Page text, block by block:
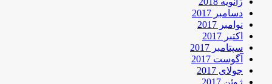
دسامبر 2017
نوامبر 2017
اکتبر 2017
سپتامبر 2017
آگوست 2017
جولای 2017
ژوئن 2017